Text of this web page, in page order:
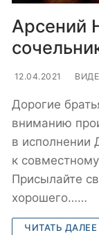
Арсений
12.04.2021
Дорогие
вниманию
в
к
Присылайте
хорошего……
ЧИТАТЬ